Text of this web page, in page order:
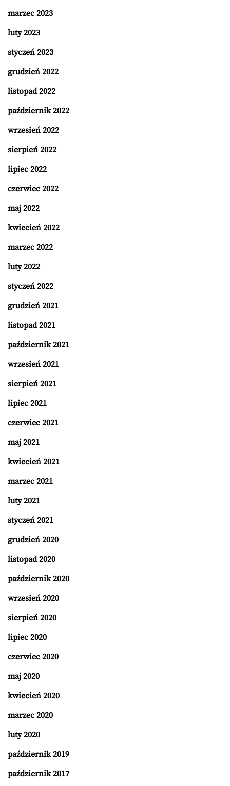
marzec 2023
luty 2023
styczeń 2023
grudzień 2022
listopad 2022
październik 2022
wrzesień 2022
sierpień 2022
lipiec 2022
czerwiec 2022
maj 2022
kwiecień 2022
marzec 2022
luty 2022
styczeń 2022
grudzień 2021
listopad 2021
październik 2021
wrzesień 2021
sierpień 2021
lipiec 2021
czerwiec 2021
maj 2021
kwiecień 2021
marzec 2021
luty 2021
styczeń 2021
grudzień 2020
listopad 2020
październik 2020
wrzesień 2020
sierpień 2020
lipiec 2020
czerwiec 2020
maj 2020
kwiecień 2020
marzec 2020
luty 2020
październik 2019
październik 2017